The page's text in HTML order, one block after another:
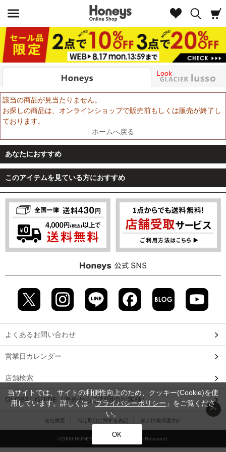
Look
該当の商品が見当たりません。
お探しの商品は、オンラインショップで販売前もしくは販売が終了し
ております。
ホームへ戻る
あなたにおすすめ
このアイテムを見ている方におすすめ
よくあるお問い合わせ
営業日カレンダー
店舗検索
GLOBAL GUIDE（海外からご利用のお客様）
会社概要 特定取引に関する表記 個人情報保護方針
©2009 HONEYS CO., LTD. All Rights Reserved.
当サイトでは、サイトの利便性向上のため、クッキー(Cookie)を使
用しています。詳しくは「プライバシーポリシー 」をご覧くださ
い。
OK